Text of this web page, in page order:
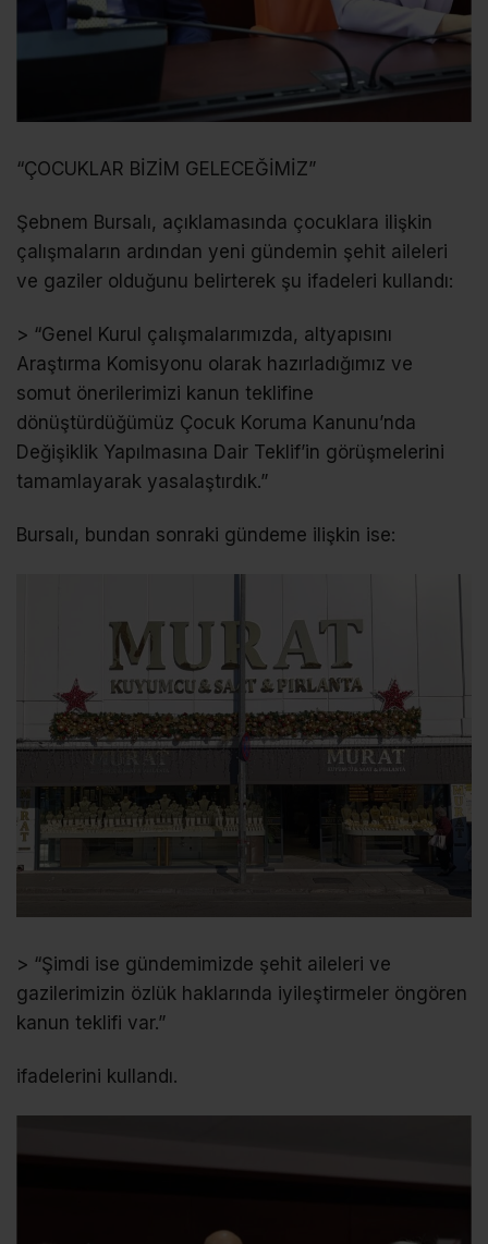
“ÇOCUKLAR BİZİM GELECEĞİMİZ”
Şebnem Bursalı, açıklamasında çocuklara ilişkin
çalışmaların ardından yeni gündemin şehit aileleri
ve gaziler olduğunu belirterek şu ifadeleri kullandı:
> “Genel Kurul çalışmalarımızda, altyapısını
Araştırma Komisyonu olarak hazırladığımız ve
somut önerilerimizi kanun teklifine
dönüştürdüğümüz Çocuk Koruma Kanunu’nda
Değişiklik Yapılmasına Dair Teklif’in görüşmelerini
tamamlayarak yasalaştırdık.”
Bursalı, bundan sonraki gündeme ilişkin ise:
> “Şimdi ise gündemimizde şehit aileleri ve
gazilerimizin özlük haklarında iyileştirmeler öngören
kanun teklifi var.”
ifadelerini kullandı.